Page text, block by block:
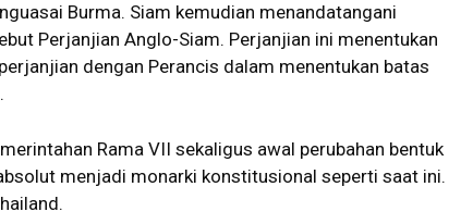
Burma. Siam kemudian menandatangani
Perjanjian Anglo-Siam. Perjanjian ini menentukan
dengan Perancis dalam menentukan batas
Rama VII sekaligus awal perubahan bentuk
menjadi monarki konstitusional seperti saat ini.